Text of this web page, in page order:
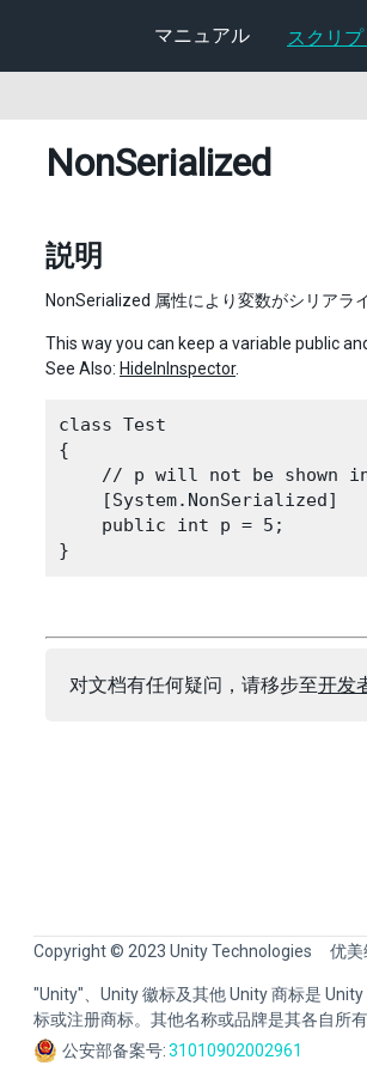
マニュアル スクリ
NonSerialized
説明
NonSerialized 属性により変数がシリアラ
This way you can keep a variable public
See Also: HideInInspector.
class Test
{
// p will not be shown
    [System.NonSerialized]
    public int p = 5;
对文档有任何疑问，请移步至开发
Copyright © 2023 Unity Technologies 优美
"Unity"、Unity 徽标及其他 Unity 商标是
标或注册商标。其他名称或品牌是其各自所有
公安部备案号:31010902002961